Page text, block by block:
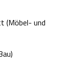
(Möbel- und